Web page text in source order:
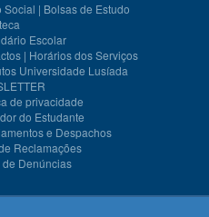
Social | Bolsas de Estudo
Escolar
| Horários dos Serviços
Universidade Lusíada
de privacidade
do Estudante
e Despachos
Reclamações
de Denúncias